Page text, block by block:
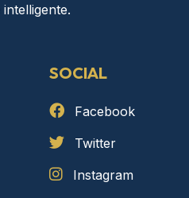
SOCIAL
Facebook
Twitter
Instagram